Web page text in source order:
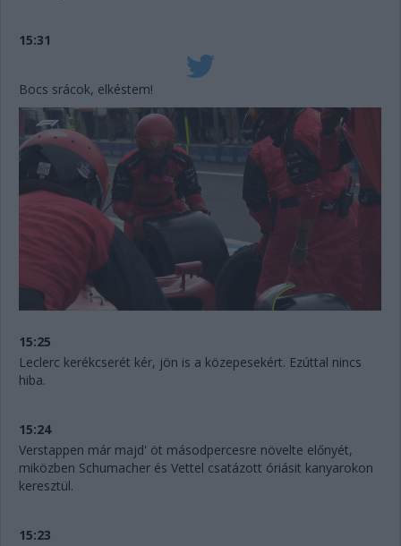
15:31
Bocs srácok, elkéstem!
15:25
Leclerc kerékcserét kér, jön is a közepesekért. Ezúttal nincs
hiba.
15:24
Verstappen már majd' öt másodpercesre növelte előnyét,
miközben Schumacher és Vettel csatázott óriásit kanyarokon
keresztül.
15:23